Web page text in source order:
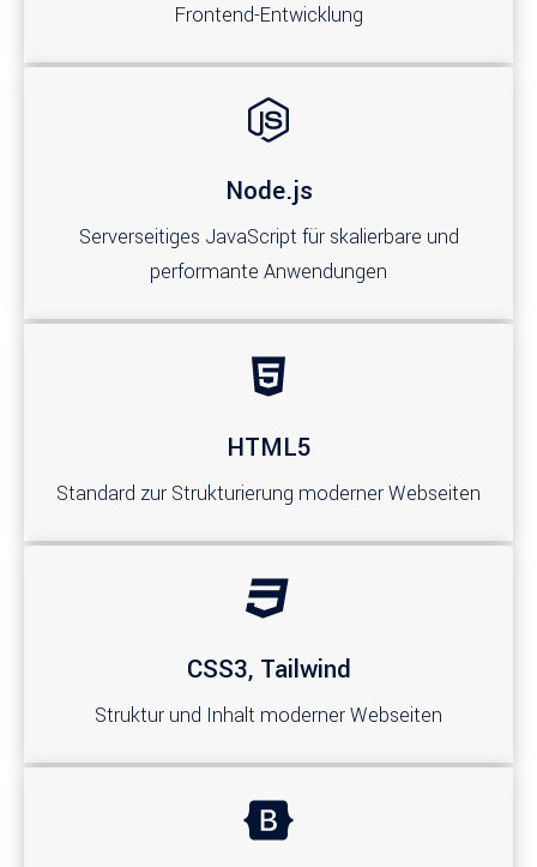
Frontend-Entwicklung
Node.js
Serverseitiges JavaScript für skalierbare und
performante Anwendungen
HTML5
Standard zur Strukturierung moderner Webseiten
CSS3, Tailwind
Struktur und Inhalt moderner Webseiten